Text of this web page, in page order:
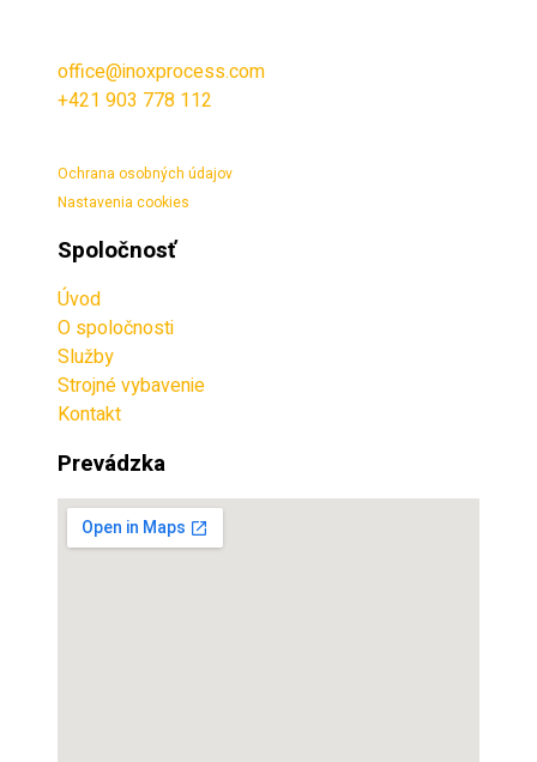
office@inoxprocess.com
+421 903 778 112
Ochrana osobných údajov
Nastavenia cookies
Spoločnosť
Úvod
O spoločnosti
Služby
Strojné vybavenie
Kontakt
Prevádzka